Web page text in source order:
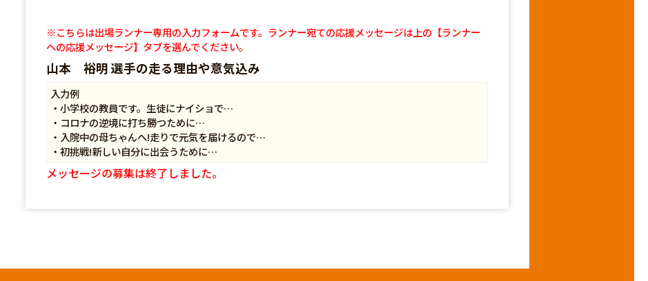
※こちらは出場ランナー専用の入力フォームです。ランナー宛ての応援メッセージは上の【ランナー
への応援メッセージ】タブを選んでください。
山本 裕明 選手の走る理由や意気込み
入力例
・小学校の教員です。生徒にナイショで…
・コロナの逆境に打ち勝つために…
・入院中の母ちゃんへ!走りで元気を届けるので…
・初挑戦!新しい自分に出会うために…
メッセージの募集は終了しました。